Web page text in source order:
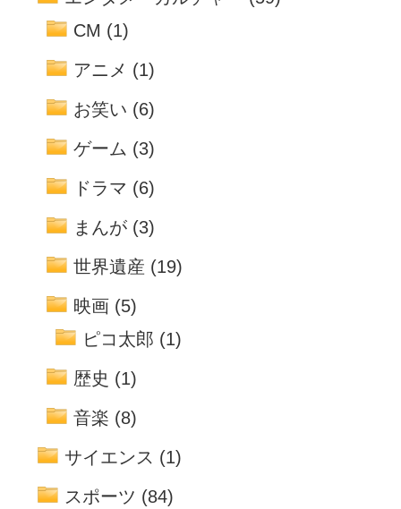
CM (1)
アニメ (1)
お笑い (6)
ゲーム (3)
ドラマ (6)
まんが (3)
世界遺産 (19)
映画 (5)
ピコ太郎 (1)
歴史 (1)
音楽 (8)
サイエンス (1)
スポーツ (84)